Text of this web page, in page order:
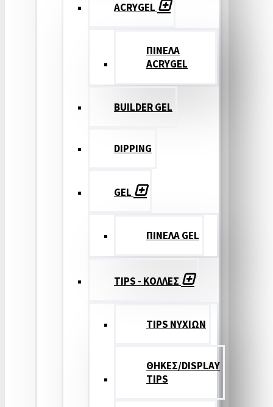
ACRYGEL
ΠΙΝΕΛΑ
ACRYGEL
BUILDER GEL
DIPPING
GEL
ΠΙΝΕΛΑ GEL
TIPS - ΚΟΛΛΕΣ
TIPS ΝΥΧΙΩΝ
ΘΗΚΕΣ/DISPLAY
TIPS